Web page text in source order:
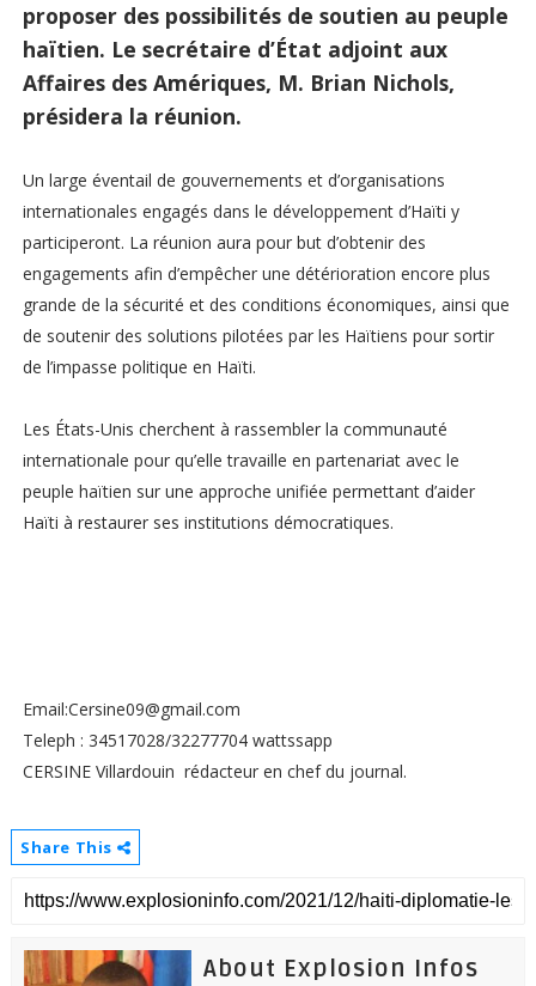
proposer des possibilités de soutien au peuple
haïtien. Le secrétaire d’État adjoint aux
Affaires des Amériques, M. Brian Nichols,
présidera la réunion.
Un large éventail de gouvernements et d’organisations
internationales engagés dans le développement d’Haïti y
participeront. La réunion aura pour but d’obtenir des
engagements afin d’empêcher une détérioration encore plus
grande de la sécurité et des conditions économiques, ainsi que
de soutenir des solutions pilotées par les Haïtiens pour sortir
de l’impasse politique en Haïti.
Les États-Unis cherchent à rassembler la communauté
internationale pour qu’elle travaille en partenariat avec le
peuple haïtien sur une approche unifiée permettant d’aider
Haïti à restaurer ses institutions démocratiques.
Email:Cersine09@gmail.com
Teleph : 34517028/32277704 wattssapp
CERSINE Villardouin rédacteur en chef du journal.
Share This
About Explosion Infos